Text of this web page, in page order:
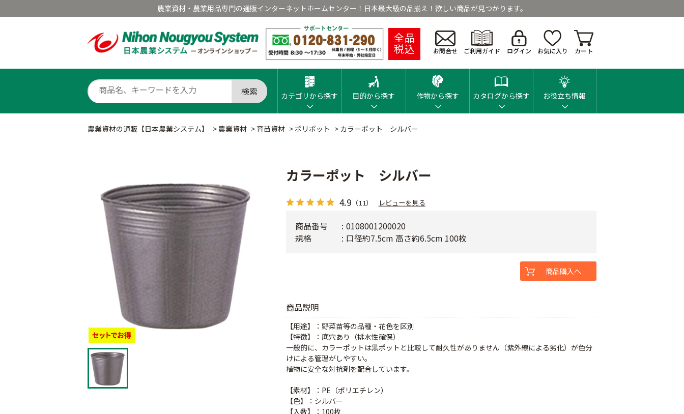
農業資材・農業用品専門の通販インターネットホームセンター！日本最大級の品揃え！欲しい商品が見つかります。
全品
税込 お問合せ ご利用ガイド ログイン お気に入り カート
検索 カテゴリから探す 目的から探す 作物から探す カタログから探す お役立ち情報
農業資材の通販【日本農業システム】 > 農業資材 > 育苗資材 >ポリポット > カラーポット シルバー
カラーポット シルバー
4.9 （11） レビューを見る
商品説明
【用途】：野菜苗等の品種・花色を区別
【特徴】：底穴あり（排水性確保）
一般的に、カラーポットは黒ポットと比較して耐久性がありません（紫外線による劣化）が色分
けによる管理がしやすい。
植物に安全な対抗剤を配合しています。
【素材】：PE（ポリエチレン）
【色】：シルバー
【入数】：100枚
商品番号
0108001200020
規格
口径約7.5cm 高さ約6.5cm 100枚
商品購入へ